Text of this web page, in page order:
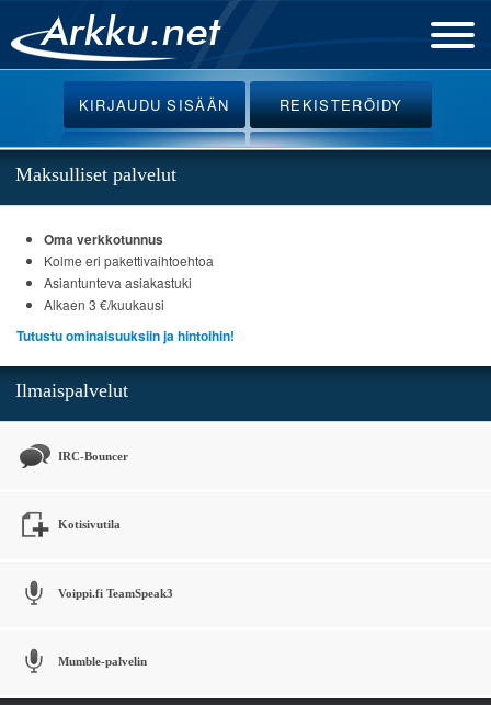
Etusivu
Uutiset
Palvelut
Ohjeet
Keskustelu
Webmail
KIRJAUDUSISÄÄN REKISTERÖIDY
Maksulliset palvelut
Oma verkkotunnus
Kolme eri pakettivaihtoehtoa
Asiantunteva asiakastuki
Alkaen 3 €/kuukausi
Tutustu ominaisuuksiin ja hintoihin!
Ilmaispalvelut
IRC-Bouncer
Kotisivutila
Voippi.fi TeamSpeak3
Mumble-palvelin